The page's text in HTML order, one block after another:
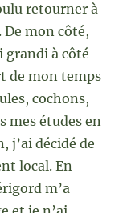
retourner à
De mon côté,
grandi à côté
de mon temps
cochons,
mes études en
j’ai décidé de
local. En
m’a